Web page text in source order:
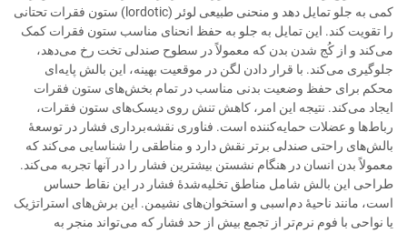
کمی به جلو تمایل دهد و منحنی طبیعی لوئر (lordotic) ستون فقرات تحتانی
را تقویت کند. این تمایل به جلو به حفظ انحنای مناسب ستون فقرات کمک
می‌کند و از کُج شدن بدن که معمولاً در سطوح صندلی تخت رخ می‌دهد،
جلوگیری می‌کند. با قرار دادن لگن در موقعیت بهینه، این بالش پایه‌ای
محکم برای حفظ وضعیت بدنی مناسب در تمام بخش‌های ستون فقرات
ایجاد می‌کند. نتیجه این امر، کاهش تنش روی دیسک‌های ستون فقرات،
رباط‌ها و عضلات حمایه‌کننده است. فناوری نقشه‌برداری فشار در توسعهٔ
بالش‌های راحتی صندلی برتر نقش دارد و مناطقی را شناسایی می‌کند که
معمولاً بدن انسان در هنگام نشستن بیشترین فشار را در آنها تجربه می‌کند.
طراحی این بالش شامل مناطق تخلیه‌شدهٔ فشار در این نقاط حساس
است، مانند ناحیهٔ دم‌اسبی و استخوان‌های نشیمن. این برش‌های استراتژیک
یا نواحی با فوم نرم‌تر از تجمع بیش از حد فشار که می‌تواند منجر به